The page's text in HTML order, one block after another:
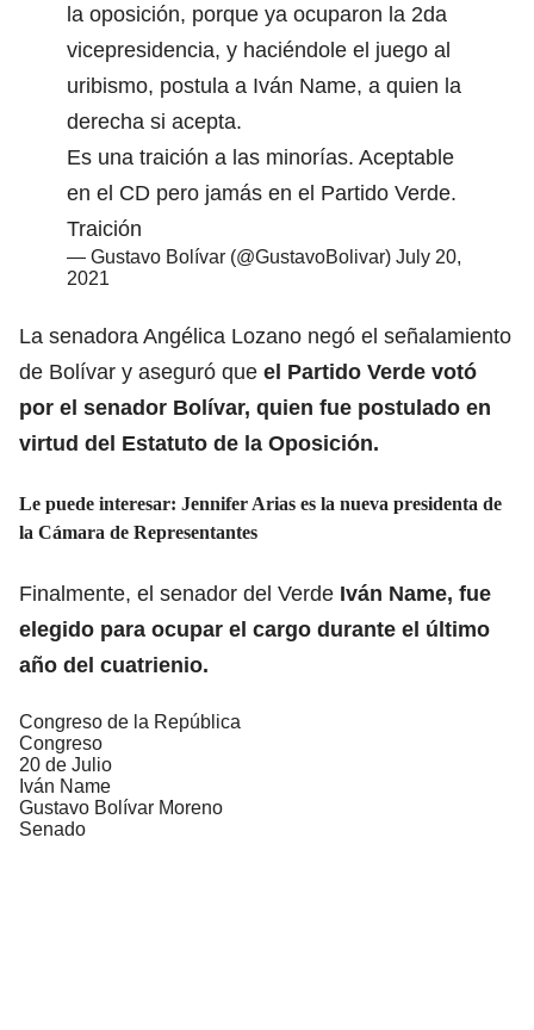
la oposición, porque ya ocuparon la 2da
vicepresidencia, y haciéndole el juego al
uribismo, postula a Iván Name, a quien la
derecha si acepta.
Es una traición a las minorías. Aceptable
en el CD pero jamás en el Partido Verde.
Traición
— Gustavo Bolívar (@GustavoBolivar) July 20,
2021
La senadora Angélica Lozano negó el señalamiento
de Bolívar y aseguró que el Partido Verde votó
por el senador Bolívar, quien fue postulado en
virtud del Estatuto de la Oposición.
Le puede interesar: Jennifer Arias es la nueva presidenta de
la Cámara de Representantes
Finalmente, el senador del Verde Iván Name, fue
elegido para ocupar el cargo durante el último
año del cuatrienio.
Congreso de la República
Congreso
20 de Julio
Iván Name
Gustavo Bolívar Moreno
Senado